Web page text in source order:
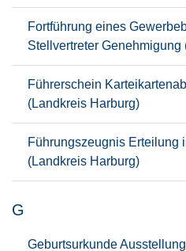
Fortführung eines
Stellvertreter
Führerschein
(Landkreis Harburg)
Führungszeugnis Erteilung
(Landkreis Harburg)
G
Geburtsurkunde